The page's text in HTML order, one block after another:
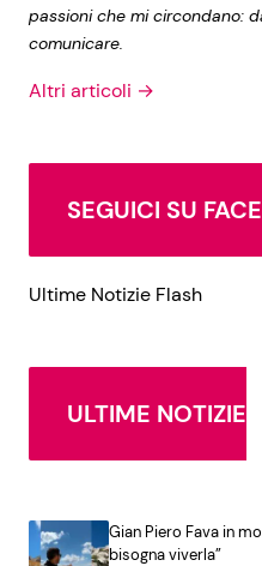
passioni che mi circondano:
comunicare.
Altri articoli →
SEGUICI SU
Ultime Notizie Flash
ULTIME NOTIZIE
Gian Piero Fava in
bisogna viverla”